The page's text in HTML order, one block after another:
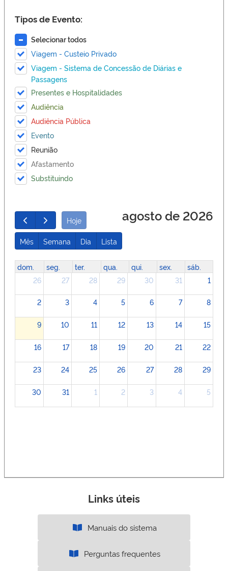
Tipos de Evento:
Selecionar todos
Viagem - Custeio Privado
Viagem - Sistema de Concessão de Diárias e
Passagens
Presentes e Hospitalidades
Audiência
Audiência Pública
Evento
Reunião
Afastamento
Substituindo
Hoje agosto de 2026
Mês Semana Dia Lista
dom. seg. ter. qua. qui. sex.
sáb.
26
27 28 29 30 31 1
2 3 4 5 6 7 8
9 10 11 12 13 14 15
16 17 18 19 20 21 22
23 24 25 26 27 28 29
30 31 1 2 3 4 5
Links úteis
Manuais do sistema
Perguntas frequentes